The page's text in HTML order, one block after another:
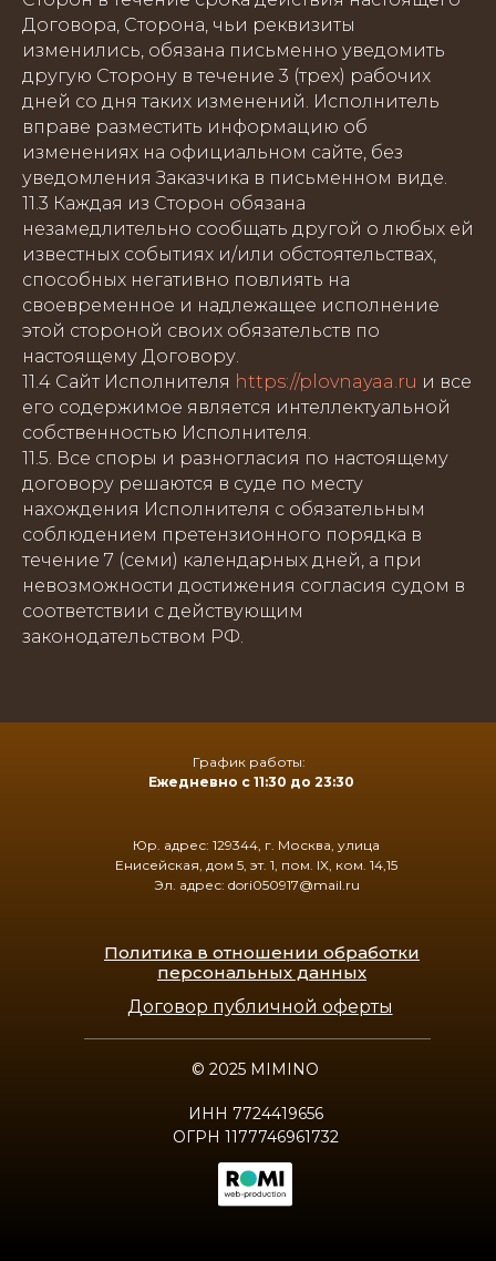
Договора, Сторона, чьи реквизиты
изменились, обязана письменно уведомить
другую Сторону в течение 3 (трех) рабочих
дней со дня таких изменений. Исполнитель
вправе разместить информацию об
изменениях на официальном сайте, без
уведомления Заказчика в письменном виде.
11.3 Каждая из Сторон обязана
незамедлительно сообщать другой о любых ей
известных событиях и/или обстоятельствах,
способных негативно повлиять на
своевременное и надлежащее исполнение
этой стороной своих обязательств по
настоящему Договору.
11.4 Сайт Исполнителя https://plovnayaa.ru и все
его содержимое является интеллектуальной
собственностью Исполнителя.
11.5. Все споры и разногласия по настоящему
договору решаются в суде по месту
нахождения Исполнителя с обязательным
соблюдением претензионного порядка в
течение 7 (семи) календарных дней, а при
невозможности достижения согласия судом в
соответствии с действующим
законодательством РФ.
Ежедневно с 11:30 до 23:30
График работы:
© 2025 MIMINO
Политика в отношении обработки
персональных данных
Договор публичной оферты
метро Менделеевская
+ 7 499 973 28 82
+7 (909) 169-84-25
пр-т Мира 75,
метро Рижская
+ 7 495 542 65 05
Енисейская 5,
метро Свиблово
+ 7 495 131 23 32
пр-т Мира 173,
метро Ростокино
+ 7 495 095 01 10
ИНН 7724419656
ОГРН 1177746961732
Юр. адрес: 129344, г. Москва, улица
Енисейская, дом 5, эт. 1, пом. IX, ком. 14,15
Эл. адрес: dori050917@mail.ru